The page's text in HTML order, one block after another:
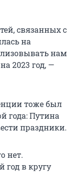
связанных с
на
нам
2023 год, —
тоже был
года: Путина
праздники.
нет.
год в кругу